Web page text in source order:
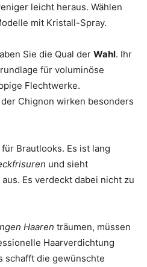
leicht heraus. Wählen
mit Kristall-Spray.
Sie die Qual der Wahl. Ihr
für voluminöse
Flechtwerke.
Chignon wirken besonders
Brautlooks. Es ist lang
und sieht
Es verdeckt dabei nicht zu
Haaren träumen, müssen
Haarverdichtung
schafft die gewünschte